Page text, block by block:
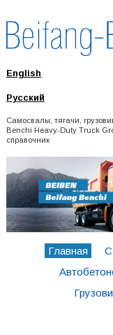
English
Русский
Самосвалы, тягачи,
Benchi Heavy-Duty Truck
справочник
Главная